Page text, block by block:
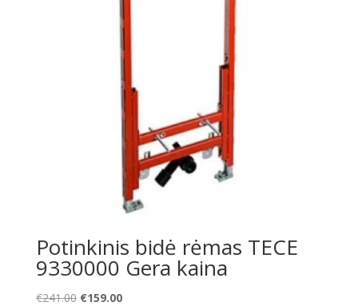
Potinkinis bidė rėmas TECE
9330000 Gera kaina
€241.00 Original
€159.00Current